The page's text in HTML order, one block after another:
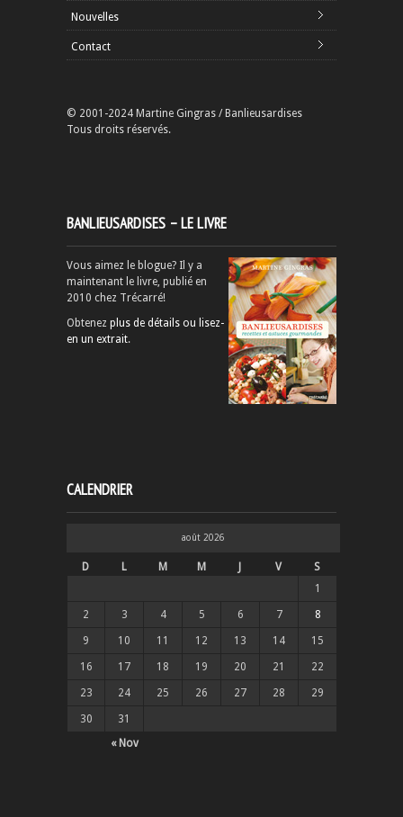
Nouvelles
Contact
© 2001-2024 Martine Gingras / Banlieusardises
Tous droits réservés.
BANLIEUSARDISES – LE LIVRE
Vous aimez le blogue? Il y a
maintenant le livre, publié en
2010 chez Trécarré!
Obtenez plus de détails ou lisez-
en un extrait.
CALENDRIER
août 2026
D L M M J V S
« Nov
1
2 3 4 5 6 7 8
9 10 11 12 13 14 15
16 17 18 19 20 21 22
23 24 25 26 27 28 29
30 31